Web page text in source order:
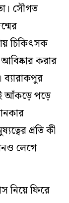
সৌগত
চিকিৎসক
করার
আঁকড়ে পড়ে
প্রতি কী
লেগে
নিয়ে ফিরে